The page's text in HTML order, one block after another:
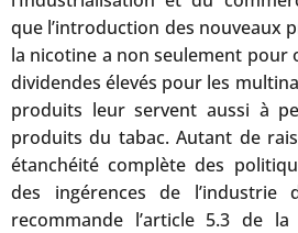
que l’introduction des nouveaux
la nicotine a non seulement pour
dividendes élevés pour les
produits leur servent aussi à
produits du tabac. Autant de
étanchéité complète des
des ingérences de l’industrie
recommande l’article 5.3 de la